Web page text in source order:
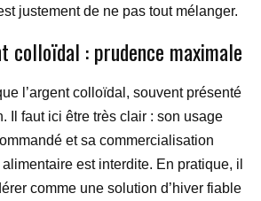
justement de ne pas tout mélanger.
colloïdal : prudence maximale
l’argent colloïdal, souvent présenté
Il faut ici être très clair : son usage
et sa commercialisation
est interdite. En pratique, il
comme une solution d’hiver fiable